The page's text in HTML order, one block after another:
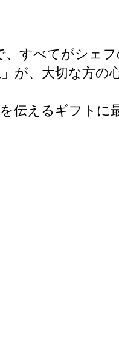
すべてがシェ
が、大切な方の
伝えるギフトに